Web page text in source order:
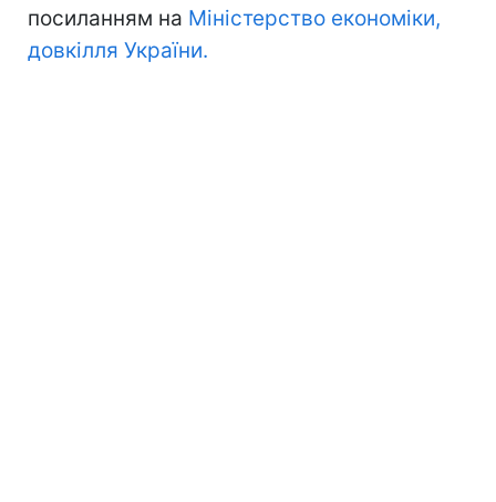
посиланням на Міністерство економіки,
довкілля України.